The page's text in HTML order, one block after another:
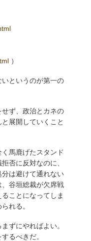
）
というのが第一の
ず、政治とカネの
展開していくこと
馬鹿げたスタンド
否に反対なのに、
は避けて通れない
谷垣総裁が欠席戦
ことになってしま
れる。
ずにやればよい。
るべきだ。